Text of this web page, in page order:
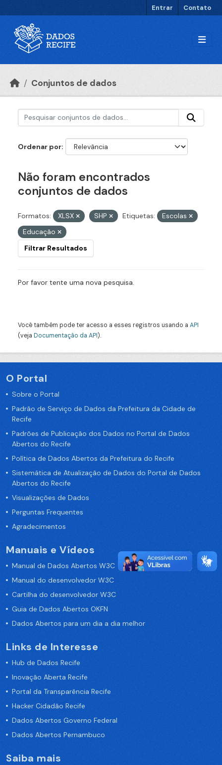
Entrar Contato
Conjuntos de dados
Ordenar por
Não foram encontrados
conjuntos de dados
Formatos: XLSX SHP Etiquetas:
Escolas
Educação
Filtrar Resultados
Por favor tente uma nova pesquisa.
Você também pode ter acesso a esses registros usando a API
(veja Documentação da API).
O Portal
Sobre o Portal
Padrão de Serviço de Dados da Prefeitura da Cidade de
Recife
Padrões de Publicação dos Dados no Portal de Dados
Abertos do Recife
Política de Dados Abertos da Prefeitura do Recife
Sistemática de Atualização de Dados do Portal de Dados
Abertos do Recife
Visualizações de Dados
Perguntas Frequentes
Agradecimentos
Manuais e Vídeos
Manual de Dados Abertos W3C
Manual do desenvolvedor W3C
Cartilha do desenvolvedor W3C
Guia de Dados Abertos OKFN
Dados Abertos para um dia a dia melhor
Links de Interesse
Hub de Dados Recife
Inovação Aberta Recife
Portal da Transparência Recife
Hacker Cidadão Recife
Dados Abertos Governo Federal
Dados Abertos Pernambuco
Saiba mais